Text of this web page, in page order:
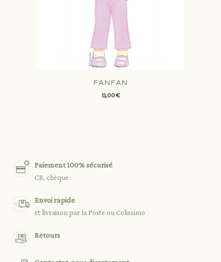
FANFAN
11,00 €
Paiement 100% sécurisé
CB, chèque
Envoi rapide
et livraison par la Poste ou Colissimo
Retours